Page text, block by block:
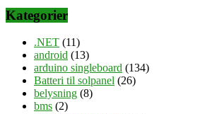
Kategorier
.NET (11)
android (13)
arduino singleboard (134)
Batteri til solpanel (26)
belysning (8)
bms (2)